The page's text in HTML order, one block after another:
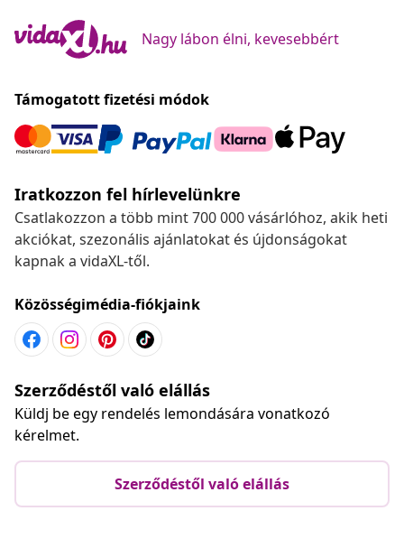
Nagy lábon élni, kevesebbért
Támogatott fizetési módok
Iratkozzon fel hírlevelünkre
Csatlakozzon a több mint 700 000 vásárlóhoz, akik heti
akciókat, szezonális ajánlatokat és újdonságokat
kapnak a vidaXL-től.
Közösségimédia-fiókjaink
Szerződéstől való elállás
Küldj be egy rendelés lemondására vonatkozó
kérelmet.
Szerződéstől való elállás